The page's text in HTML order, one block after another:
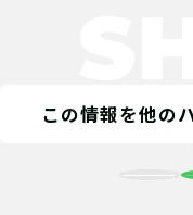
この情報を他の